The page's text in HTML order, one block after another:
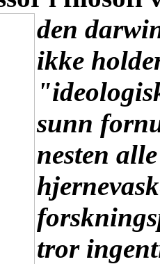
den
ikke
sunn
nesten
tror